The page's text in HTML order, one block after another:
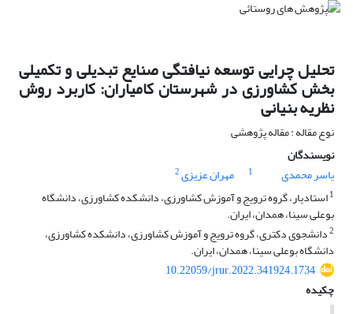
تحلیل چرایی توسعه نیافتگی صنایع تبدیلی و تکمیلی
بخش کشاورزی در شهرستان کامیاران: کاربرد روش
نظریه بنیانی
نوع مقاله : مقاله پژوهشی
نویسندگان
یاسر محمدی
1 مهران عزیزی2
1استادیار، گروه ترویج و آموزش کشاورزی، دانشکده کشاورزی، دانشگاه
بوعلی سینا، همدان، ایران.
2دانشجوی دکتری، گروه ترویج و آموزش کشاورزی، دانشکده کشاورزی،
دانشگاه بوعلی سینا، همدان، ایران.
10.22059/jrur.2022.341924.1734
چکیده